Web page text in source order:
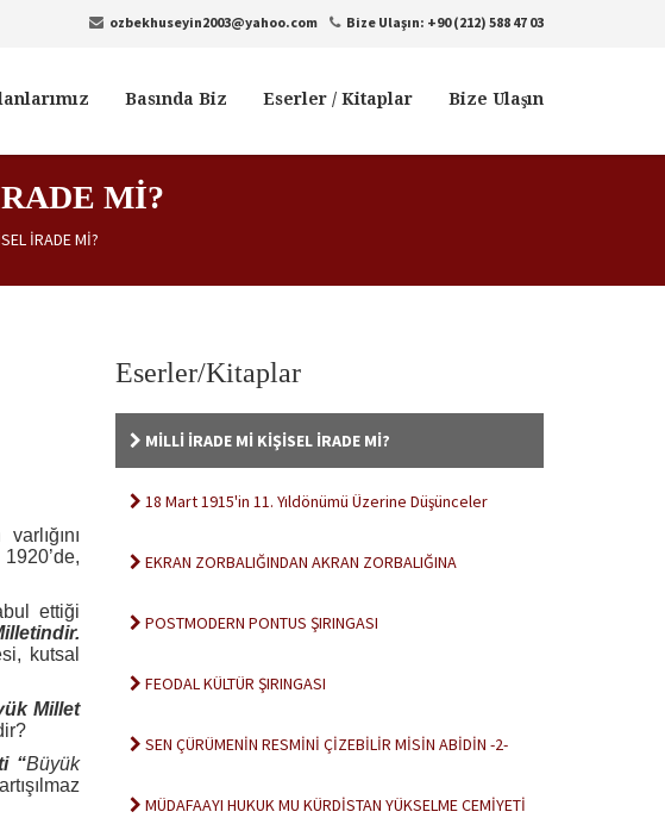
ozbekhuseyin2003@yahoo.com Bize Ulaşın: +90 (212) 588 47 03
Basında Biz Eserler / Kitaplar Bize Ulaşın
Mİ?
İRADE Mİ?
ettiği
kutsal
Millet
“Büyük
Eserler/Kitaplar
MİLLİ İRADE Mİ KİŞİSEL İRADE Mİ?
18 Mart 1915'in 11. Yıldönümü Üzerine Düşünceler
EKRAN ZORBALIĞINDAN AKRAN ZORBALIĞINA
POSTMODERN PONTUS ŞIRINGASI
FEODAL KÜLTÜR ŞIRINGASI
SEN ÇÜRÜMENİN RESMİNİ ÇİZEBİLİR MİSİN ABİDİN -2-
MÜDAFAAYI HUKUK MU KÜRDİSTAN YÜKSELME CEMİYETİ